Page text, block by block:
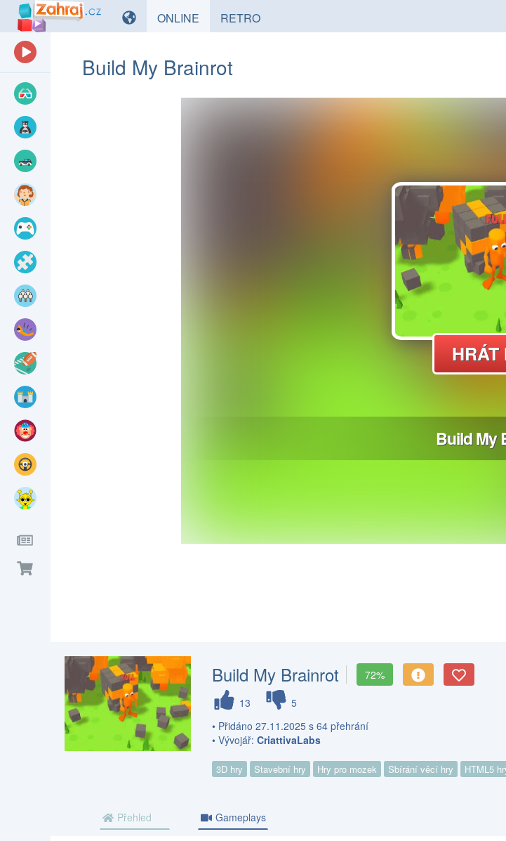
ONLINE HRYRETROHRY
Build My Brainrot
Build My Brainrot
72%
13
5
• Přidáno 27.11.2025 s 64 přehrání
• Vývojář:CriattivaLabs
3D hry Stavební hry Hry pro mozek Sbírání věcí hry HTML5
Přehled Gameplays